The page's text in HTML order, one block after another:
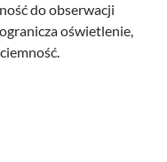
do obserwacji
oświetlenie,